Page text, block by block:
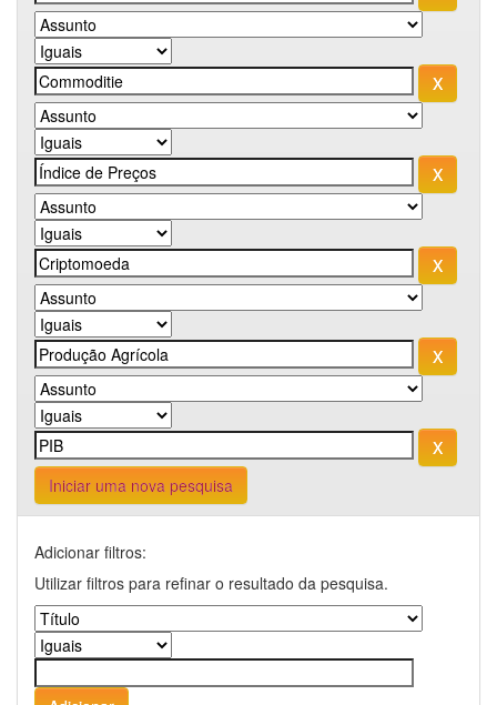
Iniciar uma nova pesquisa
Adicionar filtros:
Utilizar filtros para refinar o resultado da pesquisa.